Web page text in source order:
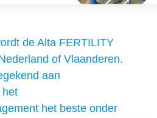
de Alta FERTILITY
of Vlaanderen.
aan
het
het beste onder